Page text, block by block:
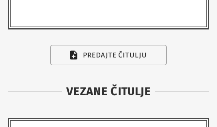
PREDAJTE ČITULJU
VEZANE ČITULJE